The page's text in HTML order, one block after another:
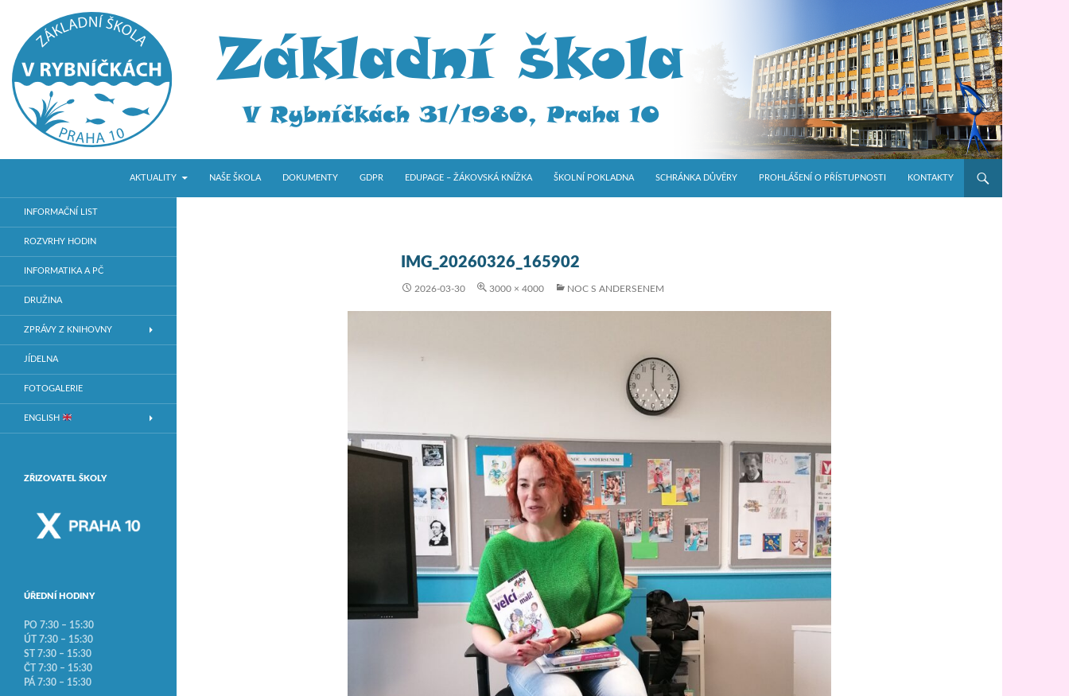
ZŠ V RybníčkáchAKTUALITY
NAŠE ŠKOLA DOKUMENTY GDPR EDUPAGE – ŽÁKOVSKÁ KNÍŽKA ŠKOLNÍ POKLADNA SCHRÁNKA DŮVĚRY PROHLÁŠENÍ O PŘÍSTUPNOSTI KONTAKTY
IMG_20260326_165902
2026-03-30 3000 × 4000 NOC S ANDERSENEM
Základní škola v Praze 10
INFORMAČNÍ LIST
ROZVRHY HODIN
INFORMATIKA A PČ
DRUŽINA
ZPRÁVY Z KNIHOVNY
JÍDELNA
FOTOGALERIE
ENGLISH
ZŘIZOVATEL ŠKOLY
ÚŘEDNÍ HODINY
PO 7:30 – 15:30
ÚT 7:30 – 15:30
ST 7:30 – 15:30
ČT 7:30 – 15:30
PÁ 7:30 – 15:30